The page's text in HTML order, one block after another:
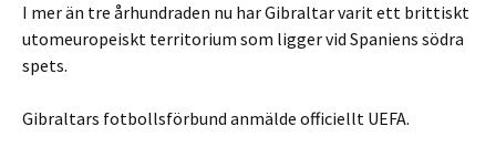
I mer än tre århundraden nu har Gibraltar varit ett brittiskt
utomeuropeiskt territorium som ligger vid Spaniens södra
spets.
Gibraltars fotbollsförbund anmälde officiellt UEFA.